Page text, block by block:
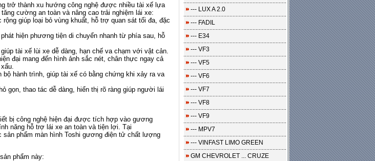
trở thành xu hướng công nghệ được nhiều tài xế lựa
cường an toàn và nâng cao trải nghiệm lái xe:
rộng giúp loại bỏ vùng khuất, hỗ trợ quan sát tối đa, đặc
hiện phương tiện di chuyển nhanh từ phía sau, hỗ
tài xế lùi xe dễ dàng, hạn chế va chạm với vật cản.
đại mang đến hình ảnh sắc nét, chân thực ngay cả
bộ hành trình, giúp tài xế có bằng chứng khi xảy ra va
gọn, thao tác dễ dàng, hiển thị rõ ràng giúp người lái
bị công nghệ hiện đại được tích hợp vào gương
năng hỗ trợ lái xe an toàn và tiện lợi. Tại
sản phẩm màn hình Toshi gương điện tử chất lượng
phẩm này:
--- LUX A 2.0
--- FADIL
--- E34
--- VF3
--- VF5
--- VF6
--- VF7
--- VF8
--- VF9
--- MPV7
--- VINFAST LIMO GREEN
GM CHEVROLET ... CRUZE